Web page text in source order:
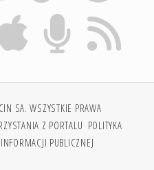
SA. WSZYSTKIE PRAWA
Z PORTALU POLITYKA
PUBLICZNEJ